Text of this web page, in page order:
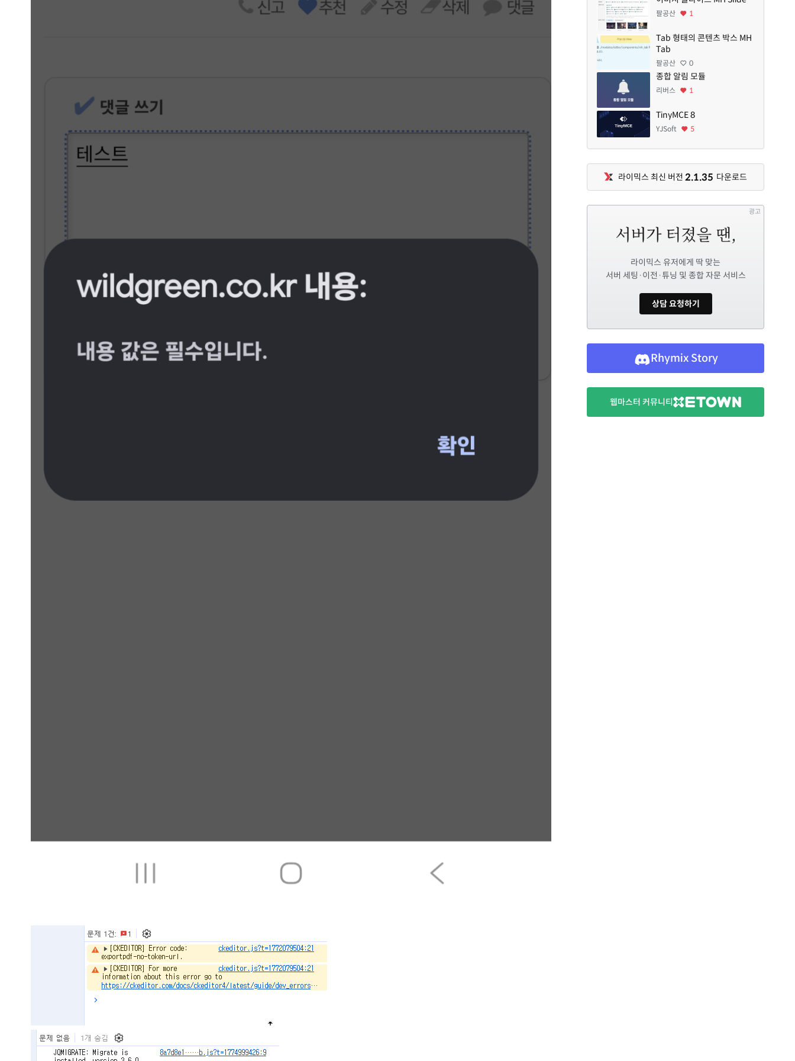
팔공산 1
Tab 형태의 콘텐츠 박스 MH
Tab
팔공산 0
종합 알림 모듈
리버스 1
TinyMCE 8
YJSoft 5
라이믹스 최신 버전 2.1.35 다운로드
광고
라이믹스 유저에게 딱 맞는
서버 세팅·이전·튜닝 및 종합 자문 서비스
상담 요청하기
Rhymix Story
웹마스터 커뮤니티